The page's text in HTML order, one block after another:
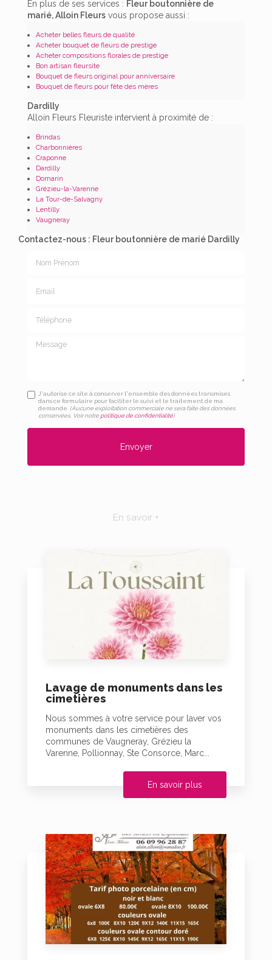
En plus de ses services : Fleur boutonnière de
marié, Alloin Fleurs vous propose aussi :
Acheter belles fleurs de qualité
Acheter bouquet de fleurs de prestige
Acheter compositions florales de prestige
Bon artisan fleursite
Bouquet de fleurs original pour anniversaire
Bouquet de fleurs pour fête des mères
Dardilly
Alloin Fleurs Fleuriste intervient à proximité de :
Brindas
Charbonnières
Craponne
Dardilly
Domarin
Grézieu-la-Varenne
La Tour-de-Salvagny
Lentilly
Vaugneray
Contactez-nous : Fleur boutonnière de marié Dardilly
Message
J'autorise ce site à conserver l'ensemble des données transmises
dans ce formulaire pour faciliter le suivi et le traitement de ma
demande. (Aucune exploitation commerciale ne sera faite des données
conservées. Voir notre politique de confidentialité)
En savoir +
Lavage de monuments dans les
cimetières
Nous sommes à votre service pour laver vos
monuments dans les cimetières des
communes de Vaugneray, Grézieu la
Varenne, Pollionnay, Ste Consorce, Marc...
En savoir plus